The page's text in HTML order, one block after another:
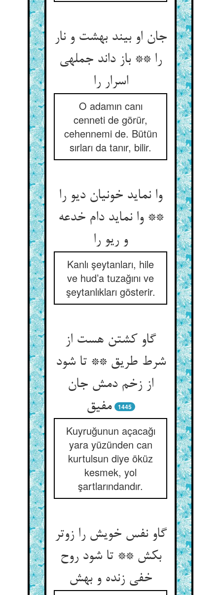
جان او بیند بهشت و نار
را ** باز داند جمله‏ی
اسرار را
O adamın canı
cenneti de görür,
cehennemi de. Bütün
sırları da tanır, bilir.
وا نماید خونیان دیو را
** وا نماید دام خدعه
و ریو را
Kanlı şeytanları, hile
ve hud’a tuzağını ve
şeytanlıkları gösterir.
گاو کشتن هست از
شرط طریق ** تا شود
از زخم دمش جان
مفیق‏
1445
Kuyruğunun açacağı
yara yüzünden can
kurtulsun diye öküz
kesmek, yol
şartlarındandır.
گاو نفس خویش را زوتر
بکش ** تا شود روح
خفی زنده و بهش‏